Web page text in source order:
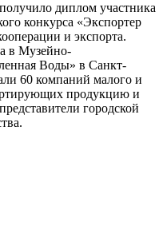
диплом участника
конкурса «Экспортер
и экспорта.
в Музейно-
Воды» в Санкт-
60 компаний малого и
продукцию и
городской